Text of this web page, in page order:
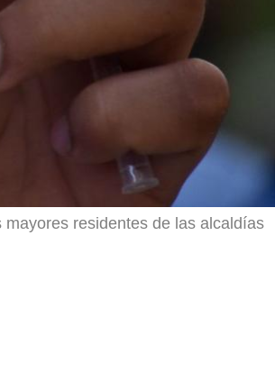
residentes de las alcaldías